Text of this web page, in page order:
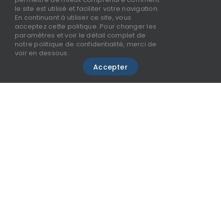
le site est utilisé et faciliter votre navigation.
En continuant à utiliser ce site, vous
acceptez cette politique. Pour changer les
paramètres et voir le détail complet de
notre politique de confidentialité, merci de
voir en dessous.
Accepter